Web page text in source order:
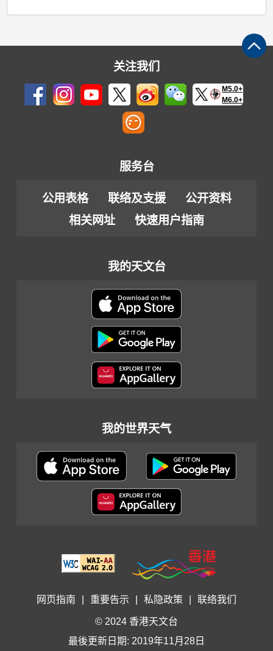
关注我们
M5.0+
M6.0+
服务台
公用表格 联络及支援
公开资料
相关网址
快速用户指南
我的天文台
我的世界天气
网页指南 重要告示 私隐政策 联络我们
© 2024 香港天文台
最後更新日期: 2019年11月28日